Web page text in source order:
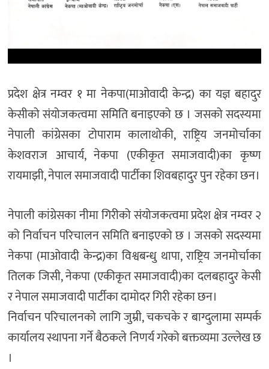
प्रदेश क्षेत्र नम्वर १ मा नेकपा(माओवादी केन्द्र) का यज्ञ बहादुर
केसीको संयोजकत्वमा समिति बनाइएको छ । जसको सदस्यमा
नेपाली कांग्रेसका टोपाराम कालाथोकी, राष्ट्रिय जनमोर्चाका
केशवराज आचार्य, नेकपा (एकीकृत समाजवादी)का कृष्ण
रायमाझी, नेपाल समाजवादी पार्टीका शिवबहादुर पुन रहेका छन।
नेपाली कांग्रेसका नीमा गिरीको संयोजकत्वमा प्रदेश क्षेत्र नम्वर २
को निर्वाचन परिचालन समिति बनाइएको छ । जसको सदस्यमा
नेकपा (माओवादी केन्द्र)का विश्वबन्धु थापा, राष्ट्रिय जनमोर्चाका
तिलक जिसी, नेकपा (एकीकृत समाजवादी)का दलबहादुर केसी
र नेपाल समाजवादी पार्टीका दामोदर गिरी रहेका छन।
निर्वाचन परिचालनको लागि जुम्री, चकचके र बाग्दुलामा सम्पर्क
कार्यालय स्थापना गर्ने बैठकले निणर्य गरेको बक्तव्यमा उल्लेख छ
।